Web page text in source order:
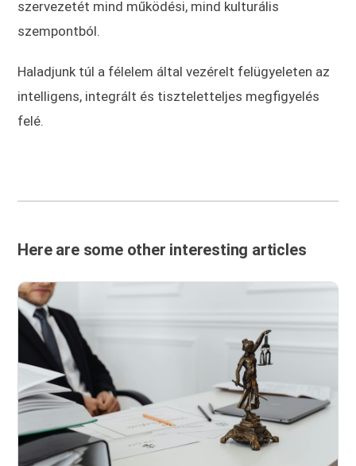
szervezetét mind működési, mind kulturális
szempontból.
Haladjunk túl a félelem által vezérelt felügyeleten az
intelligens, integrált és tiszteletteljes megfigyelés
felé.
Here are some other interesting articles